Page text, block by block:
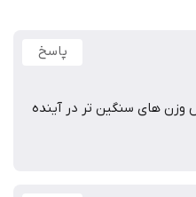
پاسخ
وزن های سنگین تر در آینده